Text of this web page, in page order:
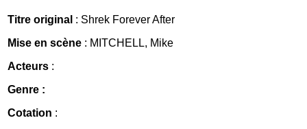
Titre original : Shrek Forever After
Mise en scène : MITCHELL, Mike
Acteurs :
Genre :
Cotation :